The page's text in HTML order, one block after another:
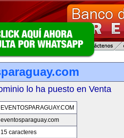
lo ha puesto en Venta
EVENTOSPARAGUAY.COM
eventosparaguay.com
15 caracteres